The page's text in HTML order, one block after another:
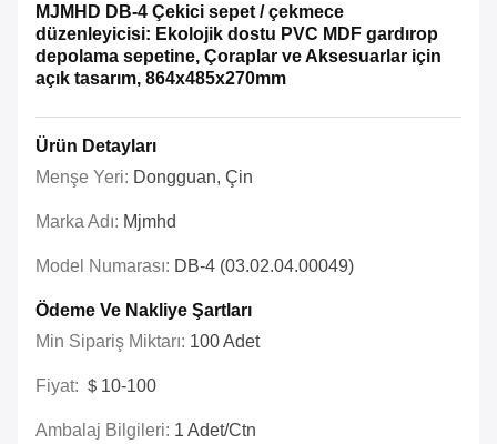
MJMHD DB-4 Çekici sepet / çekmece
düzenleyicisi: Ekolojik dostu PVC MDF gardırop
depolama sepetine, Çoraplar ve Aksesuarlar için
açık tasarım, 864x485x270mm
Ürün Detayları
Menşe Yeri: Dongguan, Çin
Marka Adı: Mjmhd
Model Numarası: DB-4 (03.02.04.00049)
Ödeme Ve Nakliye Şartları
Min Sipariş Miktarı: 100 Adet
Fiyat: ＄10-100
Ambalaj Bilgileri: 1 Adet/ctn